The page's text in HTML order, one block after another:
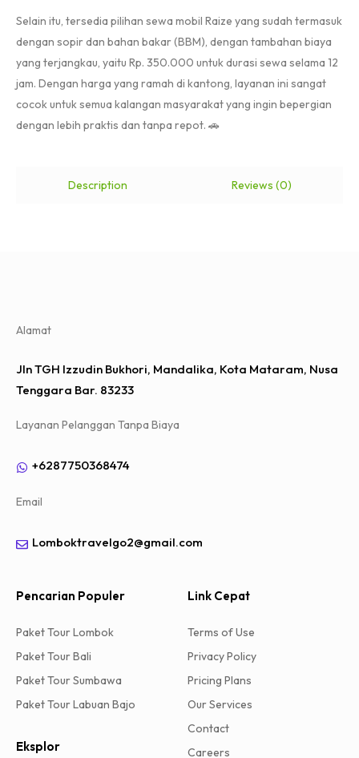
Selain itu, tersedia pilihan sewa mobil Raize yang sudah termasuk
dengan sopir dan bahan bakar (BBM), dengan tambahan biaya
yang terjangkau, yaitu Rp. 350.000 untuk durasi sewa selama 12
jam. Dengan harga yang ramah di kantong, layanan ini sangat
cocok untuk semua kalangan masyarakat yang ingin bepergian
dengan lebih praktis dan tanpa repot. 🚗
Description Reviews (0)
Alamat
Jln TGH Izzudin Bukhori, Mandalika, Kota Mataram, Nusa
Tenggara Bar. 83233
Layanan Pelanggan Tanpa Biaya
+6287750368474
Email
Lomboktravelgo2@gmail.com
Pencarian Populer
Paket Tour Lombok
Paket Tour Bali
Paket Tour Sumbawa
Paket Tour Labuan Bajo
Eksplor
Link Cepat
Terms of Use
Privacy Policy
Pricing Plans
Our Services
Contact
Careers